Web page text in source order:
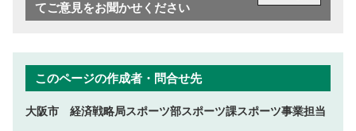
てご意見をお聞かせください
このページの作成者・問合せ先
大阪市 経済戦略局スポーツ部スポーツ課スポーツ事業担当